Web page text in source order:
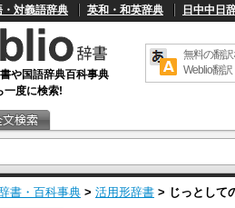
・対義語辞典 英和・和英辞典 日中中日
や国語辞典百科事典
一度に検索!
無料の翻訳
Weblio翻訳
書・百科事典 > 活用形辞書 > じっとして